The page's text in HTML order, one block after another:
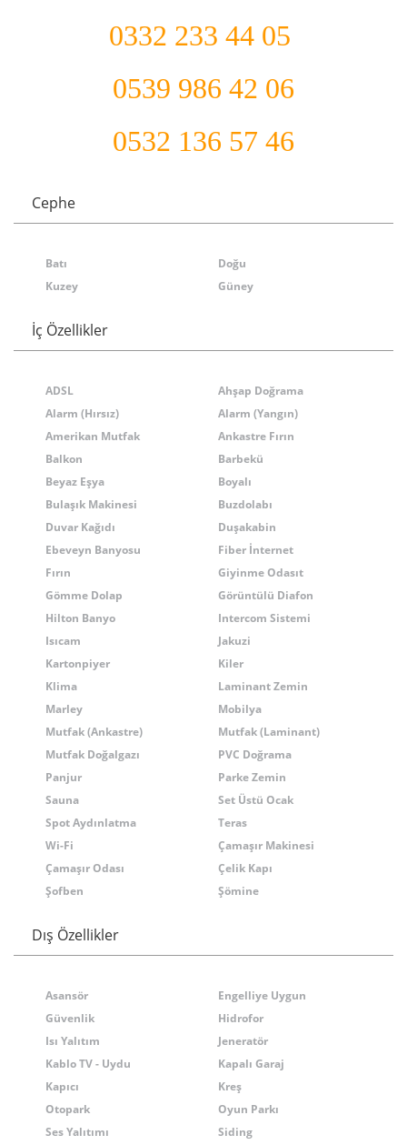
0332 233 44 05
0539 986 42 06
0532 136 57 46
Cephe
Batı
Doğu
Kuzey
Güney
İç Özellikler
ADSL
Ahşap Doğrama
Alarm (Hırsız)
Alarm (Yangın)
Amerikan Mutfak
Ankastre Fırın
Balkon
Barbekü
Beyaz Eşya
Boyalı
Bulaşık Makinesi
Buzdolabı
Duvar Kağıdı
Duşakabin
Ebeveyn Banyosu
Fiber İnternet
Fırın
Giyinme Odasıt
Gömme Dolap
Görüntülü Diafon
Hilton Banyo
Intercom Sistemi
Isıcam
Jakuzi
Kartonpiyer
Kiler
Klima
Laminant Zemin
Marley
Mobilya
Mutfak (Ankastre)
Mutfak (Laminant)
Mutfak Doğalgazı
PVC Doğrama
Panjur
Parke Zemin
Sauna
Set Üstü Ocak
Spot Aydınlatma
Teras
Wi-Fi
Çamaşır Makinesi
Çamaşır Odası
Çelik Kapı
Şofben
Şömine
Dış Özellikler
Asansör
Engelliye Uygun
Güvenlik
Hidrofor
Isı Yalıtım
Jeneratör
Kablo TV - Uydu
Kapalı Garaj
Kapıcı
Kreş
Otopark
Oyun Parkı
Ses Yalıtımı
Siding